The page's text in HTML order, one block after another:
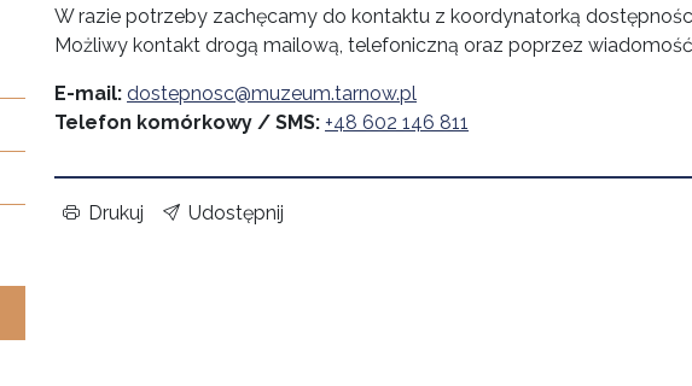
W razie potrzeby zachęcamy do kontaktu z koordynatorką
Możliwy kontakt drogą mailową, telefoniczną oraz poprzez
E-mail: dostepnosc@muzeum.tarnow.pl
Telefon komórkowy / SMS: +48 602 146 811
Drukuj Udostępnij